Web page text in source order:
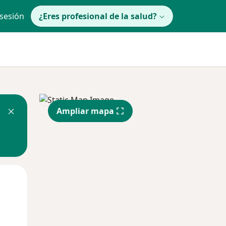
¿Eres profesional de la salud?
Ampliar mapa